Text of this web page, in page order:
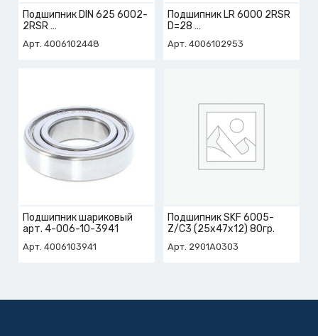
Подшипник DIN 625 6002-
2RSR
Арт. 4006102448
Подшипник LR 6000 2RSR
D=28
Арт. 4006102953
Подшипник шариковый
арт. 4-006-10-3941
Арт. 4006103941
Подшипник SKF 6005-
Z/C3 (25x47x12) 80гр.
Арт. 2901A0303